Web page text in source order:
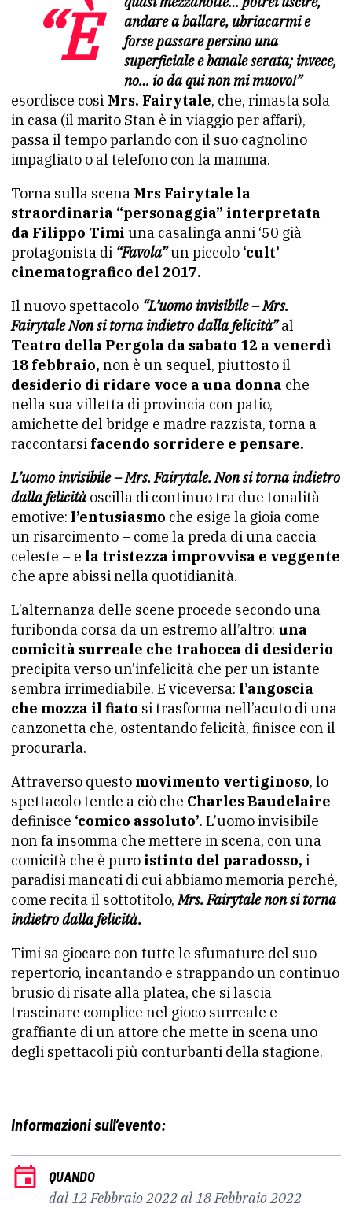
“È quasi mezzanotte… potrei uscire,
andare a ballare, ubriacarmi e
forse passare persino una
superficiale e banale serata; invece,
no… io da qui non mi muovo!”
esordisce così Mrs. Fairytale, che, rimasta sola
in casa (il marito Stan è in viaggio per affari),
passa il tempo parlando con il suo cagnolino
impagliato o al telefono con la mamma.
Torna sulla scena Mrs Fairytale la
straordinaria “personaggia” interpretata
da Filippo Timi una casalinga anni ‘50 già
protagonista di “Favola”un piccolo ‘cult’
cinematografico del 2017.
Il nuovo spettacolo “L’uomo invisibile – Mrs.
Fairytale Non si torna indietro dalla felicità”al
Teatro della Pergola da sabato 12 a venerdì
18 febbraio, non è un sequel, piuttosto il
desiderio di ridare voce a una donna che
nella sua villetta di provincia con patio,
amichette del bridge e madre razzista, torna a
raccontarsi facendo sorridere e pensare.
L’uomo invisibile – Mrs. Fairytale. Non si torna indietro
dalla felicitàoscilla di continuo tra due tonalità
emotive: l’entusiasmo che esige la gioia come
un risarcimento – come la preda di una caccia
celeste – e la tristezza improvvisa e veggente
che apre abissi nella quotidianità.
L’alternanza delle scene procede secondo una
furibonda corsa da un estremo all’altro: una
comicità surreale che trabocca di desiderio
precipita verso un’infelicità che per un istante
sembra irrimediabile. E viceversa: l’angoscia
che mozza il fiato si trasforma nell’acuto di una
canzonetta che, ostentando felicità, finisce con il
procurarla.
Attraverso questo movimento vertiginoso, lo
spettacolo tende a ciò che Charles Baudelaire
definisce ‘comico assoluto’. L’uomo invisibile
non fa insomma che mettere in scena, con una
comicità che è puro istinto del paradosso, i
paradisi mancati di cui abbiamo memoria perché,
come recita il sottotitolo,Mrs. Fairytale non si torna
indietro dalla felicità.
Timi sa giocare con tutte le sfumature del suo
repertorio, incantando e strappando un continuo
brusio di risate alla platea, che si lascia
trascinare complice nel gioco surreale e
graffiante di un attore che mette in scena uno
degli spettacoli più conturbanti della stagione.
Informazioni sull’evento:
QUANDO
dal 12 Febbraio 2022 al 18 Febbraio 2022